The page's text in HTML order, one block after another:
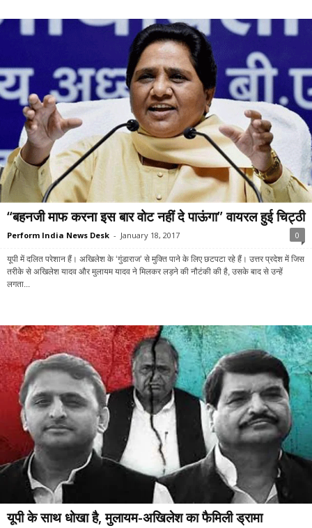
“बहनजी माफ करना इस बार वोट नहीं दे पाऊंगा” वायरल हुई चिट्ठी
Perform India News Desk - January 18, 2017 0
यूपी में दलित परेशान हैं। अखिलेश के ‘गुंडाराज’ से मुक्ति पाने के लिए छटपटा रहे हैं। उत्तर प्रदेश में जिस
तरीके से अखिलेश यादव और मुलायम यादव ने मिलकर लड़ने की नौटंकी की है, उसके बाद से उन्हें
लगता...
यूपी के साथ धोखा है, मुलायम-अखिलेश का फैमिली ड्रामा